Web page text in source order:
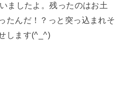
ましたよ。残ったのはお土
たんだ！？っと突っ込まれそ
します(^_^)